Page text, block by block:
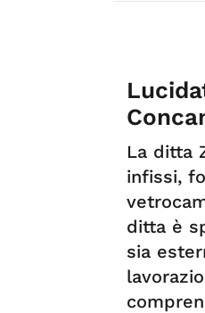
La ditta
infissi,
ditta è
sia